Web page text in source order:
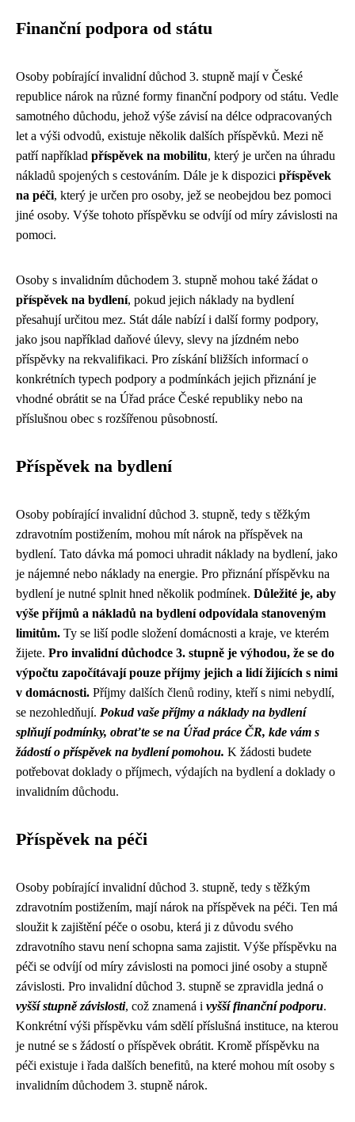
Finanční podpora od státu
Osoby pobírající invalidní důchod 3. stupně mají v České
republice nárok na různé formy finanční podpory od státu. Vedle
samotného důchodu, jehož výše závisí na délce odpracovaných
let a výši odvodů, existuje několik dalších příspěvků. Mezi ně
patří například příspěvek na mobilitu, který je určen na úhradu
nákladů spojených s cestováním. Dále je k dispozici příspěvek
na péči, který je určen pro osoby, jež se neobejdou bez pomoci
jiné osoby. Výše tohoto příspěvku se odvíjí od míry závislosti na
pomoci.
Osoby s invalidním důchodem 3. stupně mohou také žádat o
příspěvek na bydlení, pokud jejich náklady na bydlení
přesahují určitou mez. Stát dále nabízí i další formy podpory,
jako jsou například daňové úlevy, slevy na jízdném nebo
příspěvky na rekvalifikaci. Pro získání bližších informací o
konkrétních typech podpory a podmínkách jejich přiznání je
vhodné obrátit se na Úřad práce České republiky nebo na
příslušnou obec s rozšířenou působností.
Příspěvek na bydlení
Osoby pobírající invalidní důchod 3. stupně, tedy s těžkým
zdravotním postižením, mohou mít nárok na příspěvek na
bydlení. Tato dávka má pomoci uhradit náklady na bydlení, jako
je nájemné nebo náklady na energie. Pro přiznání příspěvku na
bydlení je nutné splnit hned několik podmínek. Důležité je, aby
výše příjmů a nákladů na bydlení odpovídala stanoveným
limitům. Ty se liší podle složení domácnosti a kraje, ve kterém
žijete. Pro invalidní důchodce 3. stupně je výhodou, že se do
výpočtu započítávají pouze příjmy jejich a lidí žijících s nimi
v domácnosti. Příjmy dalších členů rodiny, kteří s nimi nebydlí,
se nezohledňují. Pokud vaše příjmy a náklady na bydlení
splňují podmínky, obraťte se na Úřad práce ČR, kde vám s
žádostí o příspěvek na bydlení pomohou. K žádosti budete
potřebovat doklady o příjmech, výdajích na bydlení a doklady o
invalidním důchodu.
Příspěvek na péči
Osoby pobírající invalidní důchod 3. stupně, tedy s těžkým
zdravotním postižením, mají nárok na příspěvek na péči. Ten má
sloužit k zajištění péče o osobu, která ji z důvodu svého
zdravotního stavu není schopna sama zajistit. Výše příspěvku na
péči se odvíjí od míry závislosti na pomoci jiné osoby a stupně
závislosti. Pro invalidní důchod 3. stupně se zpravidla jedná o
vyšší stupně závislosti, což znamená i vyšší finanční podporu.
Konkrétní výši příspěvku vám sdělí příslušná instituce, na kterou
je nutné se s žádostí o příspěvek obrátit. Kromě příspěvku na
péči existuje i řada dalších benefitů, na které mohou mít osoby s
invalidním důchodem 3. stupně nárok.